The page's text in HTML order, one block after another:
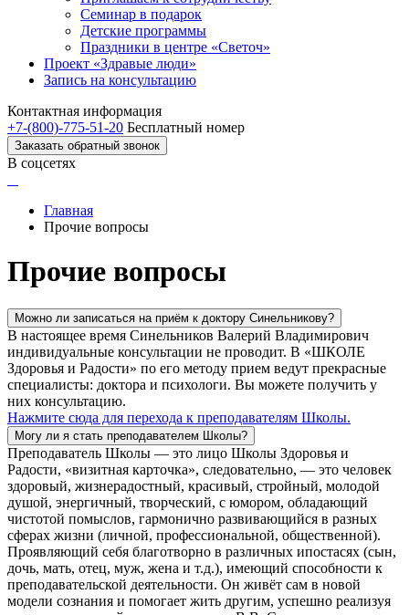
Семинар в подарок
Детские программы
Праздники в центре «Светоч»
Проект «Здравые люди»
Запись на консультацию
Контактная информация
+7-(800)-775-51-20 Бесплатный номер
Заказать обратный звонок
В соцсетях
Главная
Прочие вопросы
Прочие вопросы
Можно ли записаться на приём к доктору Синельникову?
В настоящее время Синельников Валерий Владимирович
индивидуальные консультации не проводит. В «ШКОЛЕ
Здоровья и Радости» по его методу прием ведут прекрасные
специалисты: доктора и психологи. Вы можете получить у
них консультацию.
Нажмите сюда для перехода к преподавателям Школы.
Могу ли я стать преподавателем Школы?
Преподаватель Школы — это лицо Школы Здоровья и
Радости, «визитная карточка», следовательно, — это человек
здоровый, жизнерадостный, красивый, стройный, молодой
душой, энергичный, творческий, с юмором, обладающий
чистотой помыслов, гармонично развивающийся в разных
сферах жизни (личной, профессиональной, общественной).
Проявляющий себя благотворно в различных ипостасях (сын,
дочь, мать, отец, муж, жена и т.д.), имеющий способности к
преподавательской деятельности. Он живёт сам в новой
модели сознания и помогает жить другим, успешно реализуя